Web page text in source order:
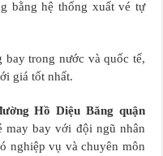
bằng hệ thống xuất vé tự
trong nước và quốc tế,
giá tốt nhất.
Hồ Diệu Băng quận
may bay với đội ngũ nhân
nghiệp vụ và chuyên môn